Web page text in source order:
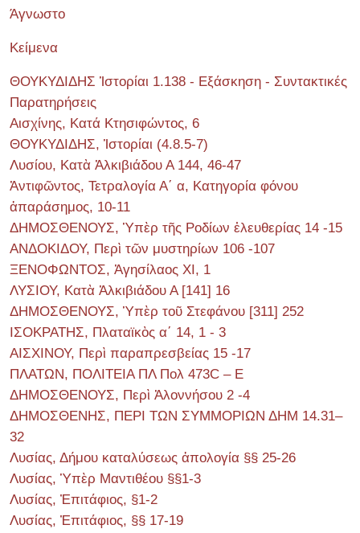
Άγνωστο
Κείμενα
ΘΟΥΚΥΔΙΔΗΣ Ἱστορίαι 1.138 - Εξάσκηση - Συντακτικές
Παρατηρήσεις
Αισχίνης, Κατά Κτησιφώντος, 6
ΘΟΥΚΥΔΙΔΗΣ, Ἱστορίαι (4.8.5-7)
Λυσίου, Κατὰ Ἀλκιβιάδου Α 144, 46-47
Ἀντιφῶντος, Τετραλογία Α΄ α, Κατηγορία φόνου
ἀπαράσημος, 10-11
ΔΗΜΟΣΘΕΝΟΥΣ, Ὑπὲρ τῆς Ροδίων ἐλευθερίας 14 -15
ΑΝΔΟΚΙΔΟΥ, Περὶ τῶν μυστηρίων 106 -107
ΞΕΝΟΦΩΝΤΟΣ, Ἀγησίλαος ΧΙ, 1
ΛΥΣΙΟΥ, Κατὰ Ἀλκιβιάδου Α [141] 16
ΔΗΜΟΣΘΕΝΟΥΣ, Ὑπὲρ τοῦ Στεφάνου [311] 252
ΙΣΟΚΡΑΤΗΣ, Πλαταϊκὸς α΄ 14, 1 - 3
ΑΙΣΧΙΝΟΥ, Περὶ παραπρεσβείας 15 -17
ΠΛΑΤΩΝ, ΠΟΛΙΤΕΙΑ ΠΛ Πολ 473C – E
ΔΗΜΟΣΘΕΝΟΥΣ, Περὶ Ἀλοννήσου 2 -4
ΔΗΜΟΣΘΕΝΗΣ, ΠΕΡΙ ΤΩΝ ΣΥΜΜΟΡΙΩΝ ΔΗΜ 14.31–
32
Λυσίας, Δήμου καταλύσεως ἀπολογία §§ 25-26
Λυσίας, Ὑπὲρ Μαντιθέου §§1-3
Λυσίας, Ἐπιτάφιος, §1-2
Λυσίας, Ἐπιτάφιος, §§ 17-19